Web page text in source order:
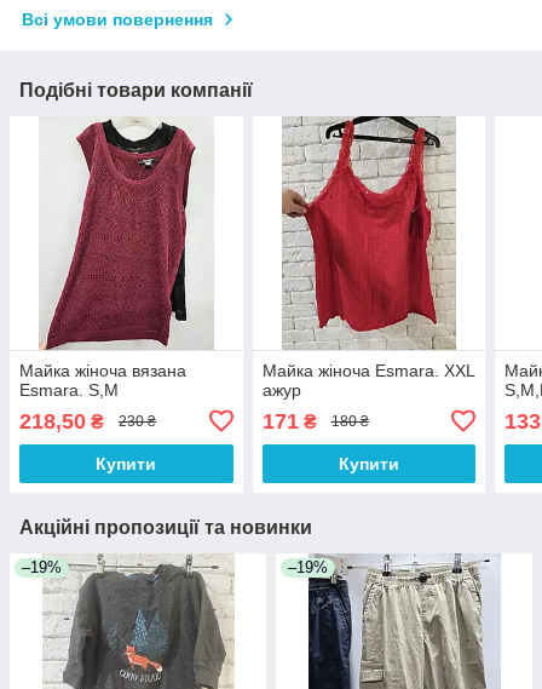
Всі умови повернення
Подібні товари компанії
Майка жіноча вязана
Esmara. S,M
218,50 ₴ 230 ₴
Купити
Майка жіноча Esmara. XXL
ажур
171₴ 180 ₴
Купити
133
Акційні пропозиції та новинки
–19% –19%